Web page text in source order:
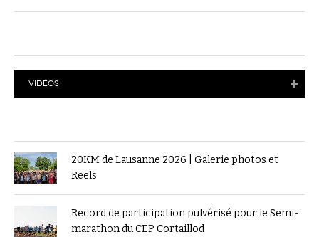
VIDÉOS
20KM de Lausanne 2026 | Galerie photos et
Reels
Record de participation pulvérisé pour le Semi-
marathon du CEP Cortaillod